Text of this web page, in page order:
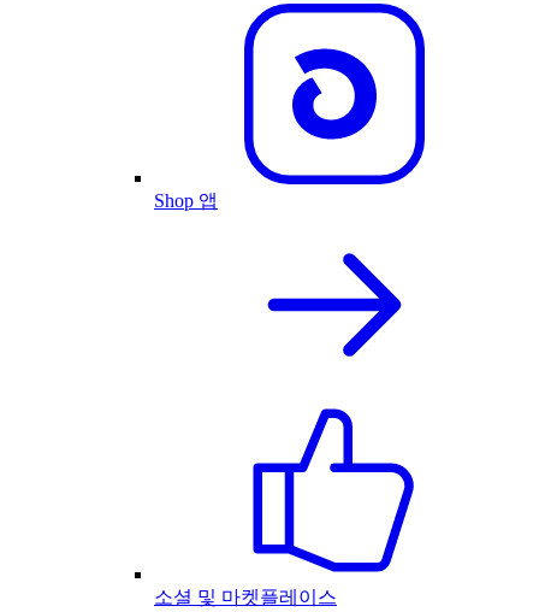
Shop 앱
소셜 및 마켓플레이스